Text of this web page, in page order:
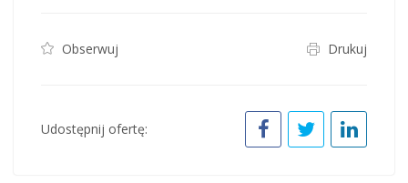
Obserwuj Drukuj
Udostępnij ofertę: